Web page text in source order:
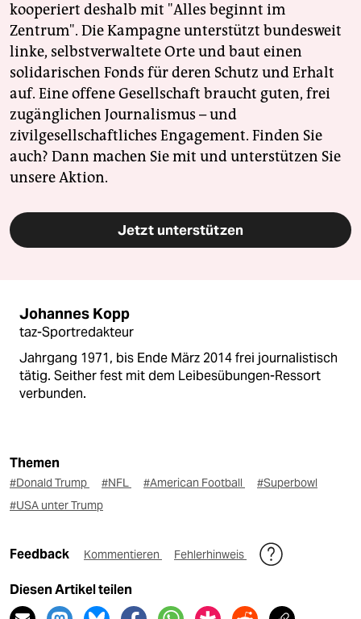
kooperiert deshalb mit "Alles beginnt im
Zentrum". Die Kampagne unterstützt bundesweit
linke, selbstverwaltete Orte und baut einen
solidarischen Fonds für deren Schutz und Erhalt
auf. Eine offene Gesellschaft braucht guten, frei
zugänglichen Journalismus – und
zivilgesellschaftliches Engagement. Finden Sie
auch? Dann machen Sie mit und unterstützen Sie
unsere Aktion.
Jetzt unterstützen
Johannes Kopp
taz-Sportredakteur
Jahrgang 1971, bis Ende März 2014 frei journalistisch
tätig. Seither fest mit dem Leibesübungen-Ressort
verbunden.
Themen
#Donald Trump #NFL #American Football
#Superbowl
#USA unter Trump
Feedback Kommentieren Fehlerhinweis
Diesen Artikel teilen